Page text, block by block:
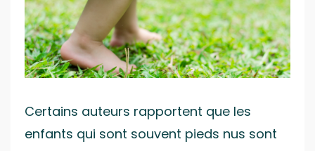
Certains auteurs rapportent que les
enfants qui sont souvent pieds nus sont